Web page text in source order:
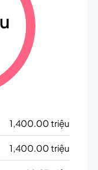
1,400.00 triệu
1,400.00 triệu